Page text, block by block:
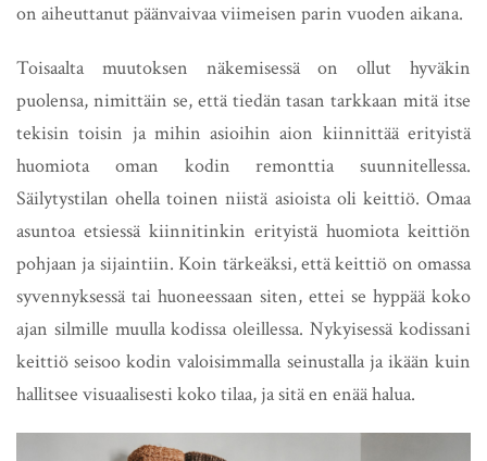
on aiheuttanut päänvaivaa viimeisen parin vuoden aikana.
Toisaalta muutoksen näkemisessä on ollut hyväkin
puolensa, nimittäin se, että tiedän tasan tarkkaan mitä itse
tekisin toisin ja mihin asioihin aion kiinnittää erityistä
huomiota oman kodin remonttia suunnitellessa.
Säilytystilan ohella toinen niistä asioista oli keittiö. Omaa
asuntoa etsiessä kiinnitinkin erityistä huomiota keittiön
pohjaan ja sijaintiin. Koin tärkeäksi, että keittiö on omassa
syvennyksessä tai huoneessaan siten, ettei se hyppää koko
ajan silmille muulla kodissa oleillessa. Nykyisessä kodissani
keittiö seisoo kodin valoisimmalla seinustalla ja ikään kuin
hallitsee visuaalisesti koko tilaa, ja sitä en enää halua.